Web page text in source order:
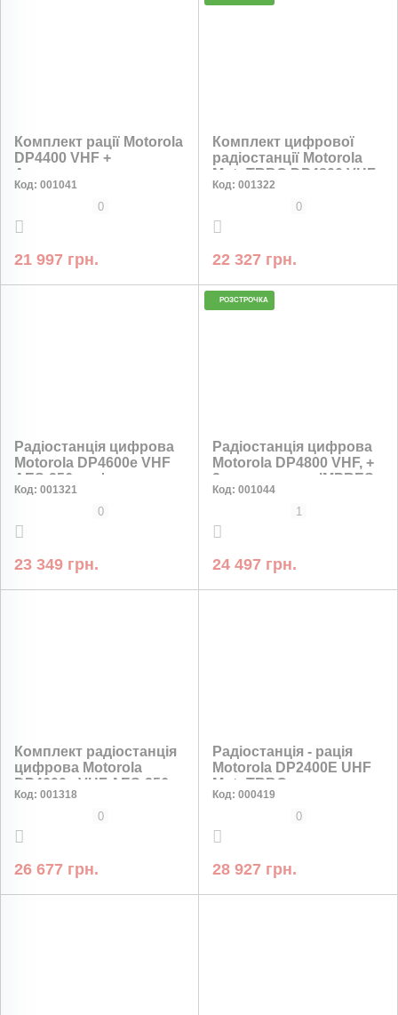
Комплект рації Motorola
DP4400 VHF +
Акумулятор
PMNN4543A Type-c 3400
Код: 001041
0
21 997 грн.
Комплект цифрової
радіостанції Motorola
MotoTRBO DP4800 VHF
AES-256 шифрування +
1 акумулятор та 47см
антена
Код: 001322
0
22 327 грн.
Радіостанція цифрова
Motorola DP4600e VHF
AES-256 шифрування
Код: 001321
0
23 349 грн.
РОЗСТРОЧКА
Радіостанція цифрова
Motorola DP4800 VHF, +
2 акумулятора IMPRES
в комплекті
Код: 001044
1
24 497 грн.
Комплект радіостанція
цифрова Motorola
DP4600e VHF AES-256
шифрування з
додатковим
акумулятором Impres
та антеною 47см
Код: 001318
0
26 677 грн.
Радіостанція - рація
Motorola DP2400E UHF
MotoTRBO
Код: 000419
0
28 927 грн.